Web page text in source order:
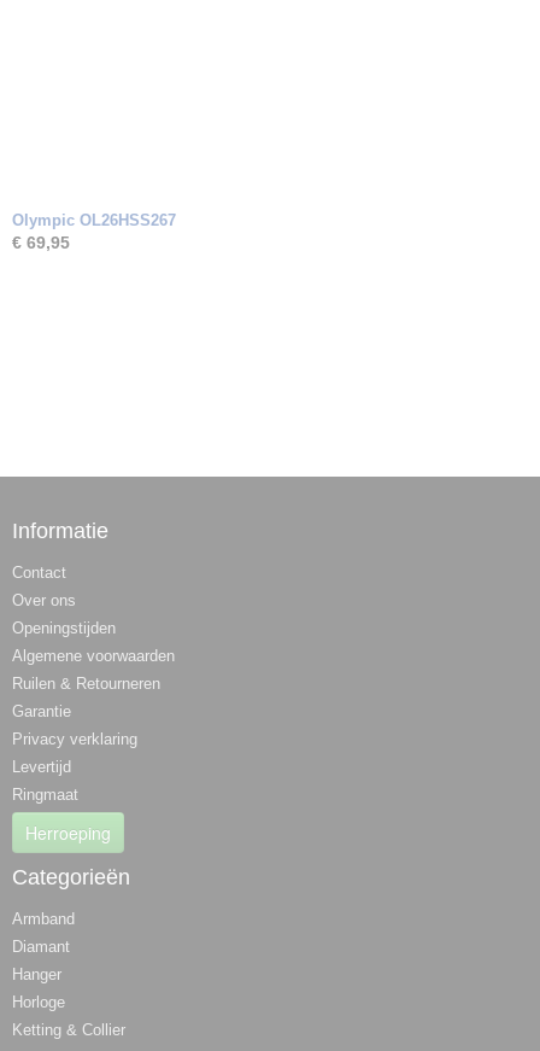
Olympic OL26HSS267
€ 69,95
Informatie
Contact
Over ons
Openingstijden
Algemene voorwaarden
Ruilen & Retourneren
Garantie
Privacy verklaring
Levertijd
Ringmaat
Herroeping
Categorieën
Armband
Diamant
Hanger
Horloge
Ketting & Collier